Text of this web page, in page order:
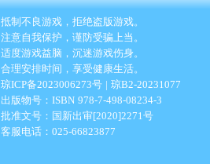
抵制不良游戏，拒绝盗版游戏。
注意自我保护，谨防受骗上当。
适度游戏益脑，沉迷游戏伤身。
合理安排时间，享受健康生活。
琼ICP备2023006273号| 琼B2-20231077
出版物号：ISBN 978-7-498-08234-3
批准文号：国新出审[2020]2271号
客服电话：025-66823877